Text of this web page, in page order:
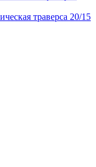
траверса 20/15